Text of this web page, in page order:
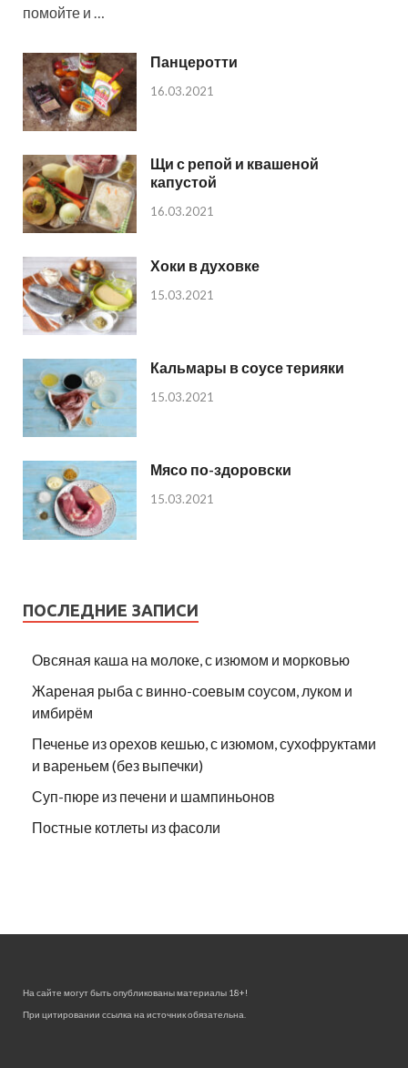
помойте и …
Панцеротти
16.03.2021
Щи с репой и квашеной
капустой
16.03.2021
Хоки в духовке
15.03.2021
Кальмары в соусе терияки
15.03.2021
Мясо по-здоровски
15.03.2021
ПОСЛЕДНИЕ ЗАПИСИ
Овсяная каша на молоке, с изюмом и морковью
Жареная рыба с винно-соевым соусом, луком и
имбирём
Печенье из орехов кешью, с изюмом, сухофруктами
и вареньем (без выпечки)
Суп-пюре из печени и шампиньонов
Постные котлеты из фасоли
На сайте могут быть опубликованы материалы 18+!
При цитировании ссылка на источник обязательна.